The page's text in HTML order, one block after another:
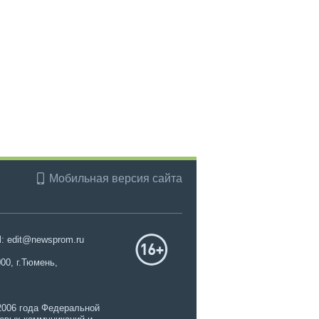
Мобильная версия сайта
edit@newsprom.ru
г.Тюмень,
года Федеральной